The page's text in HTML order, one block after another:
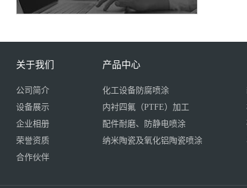
关于我们
公司简介
设备展示
企业相册
荣誉资质
合作伙伴
产品中心
化工设备防腐喷涂
内衬四氟（PTFE）加工
配件耐磨、防静电喷涂
纳米陶瓷及氧化铝陶瓷喷涂